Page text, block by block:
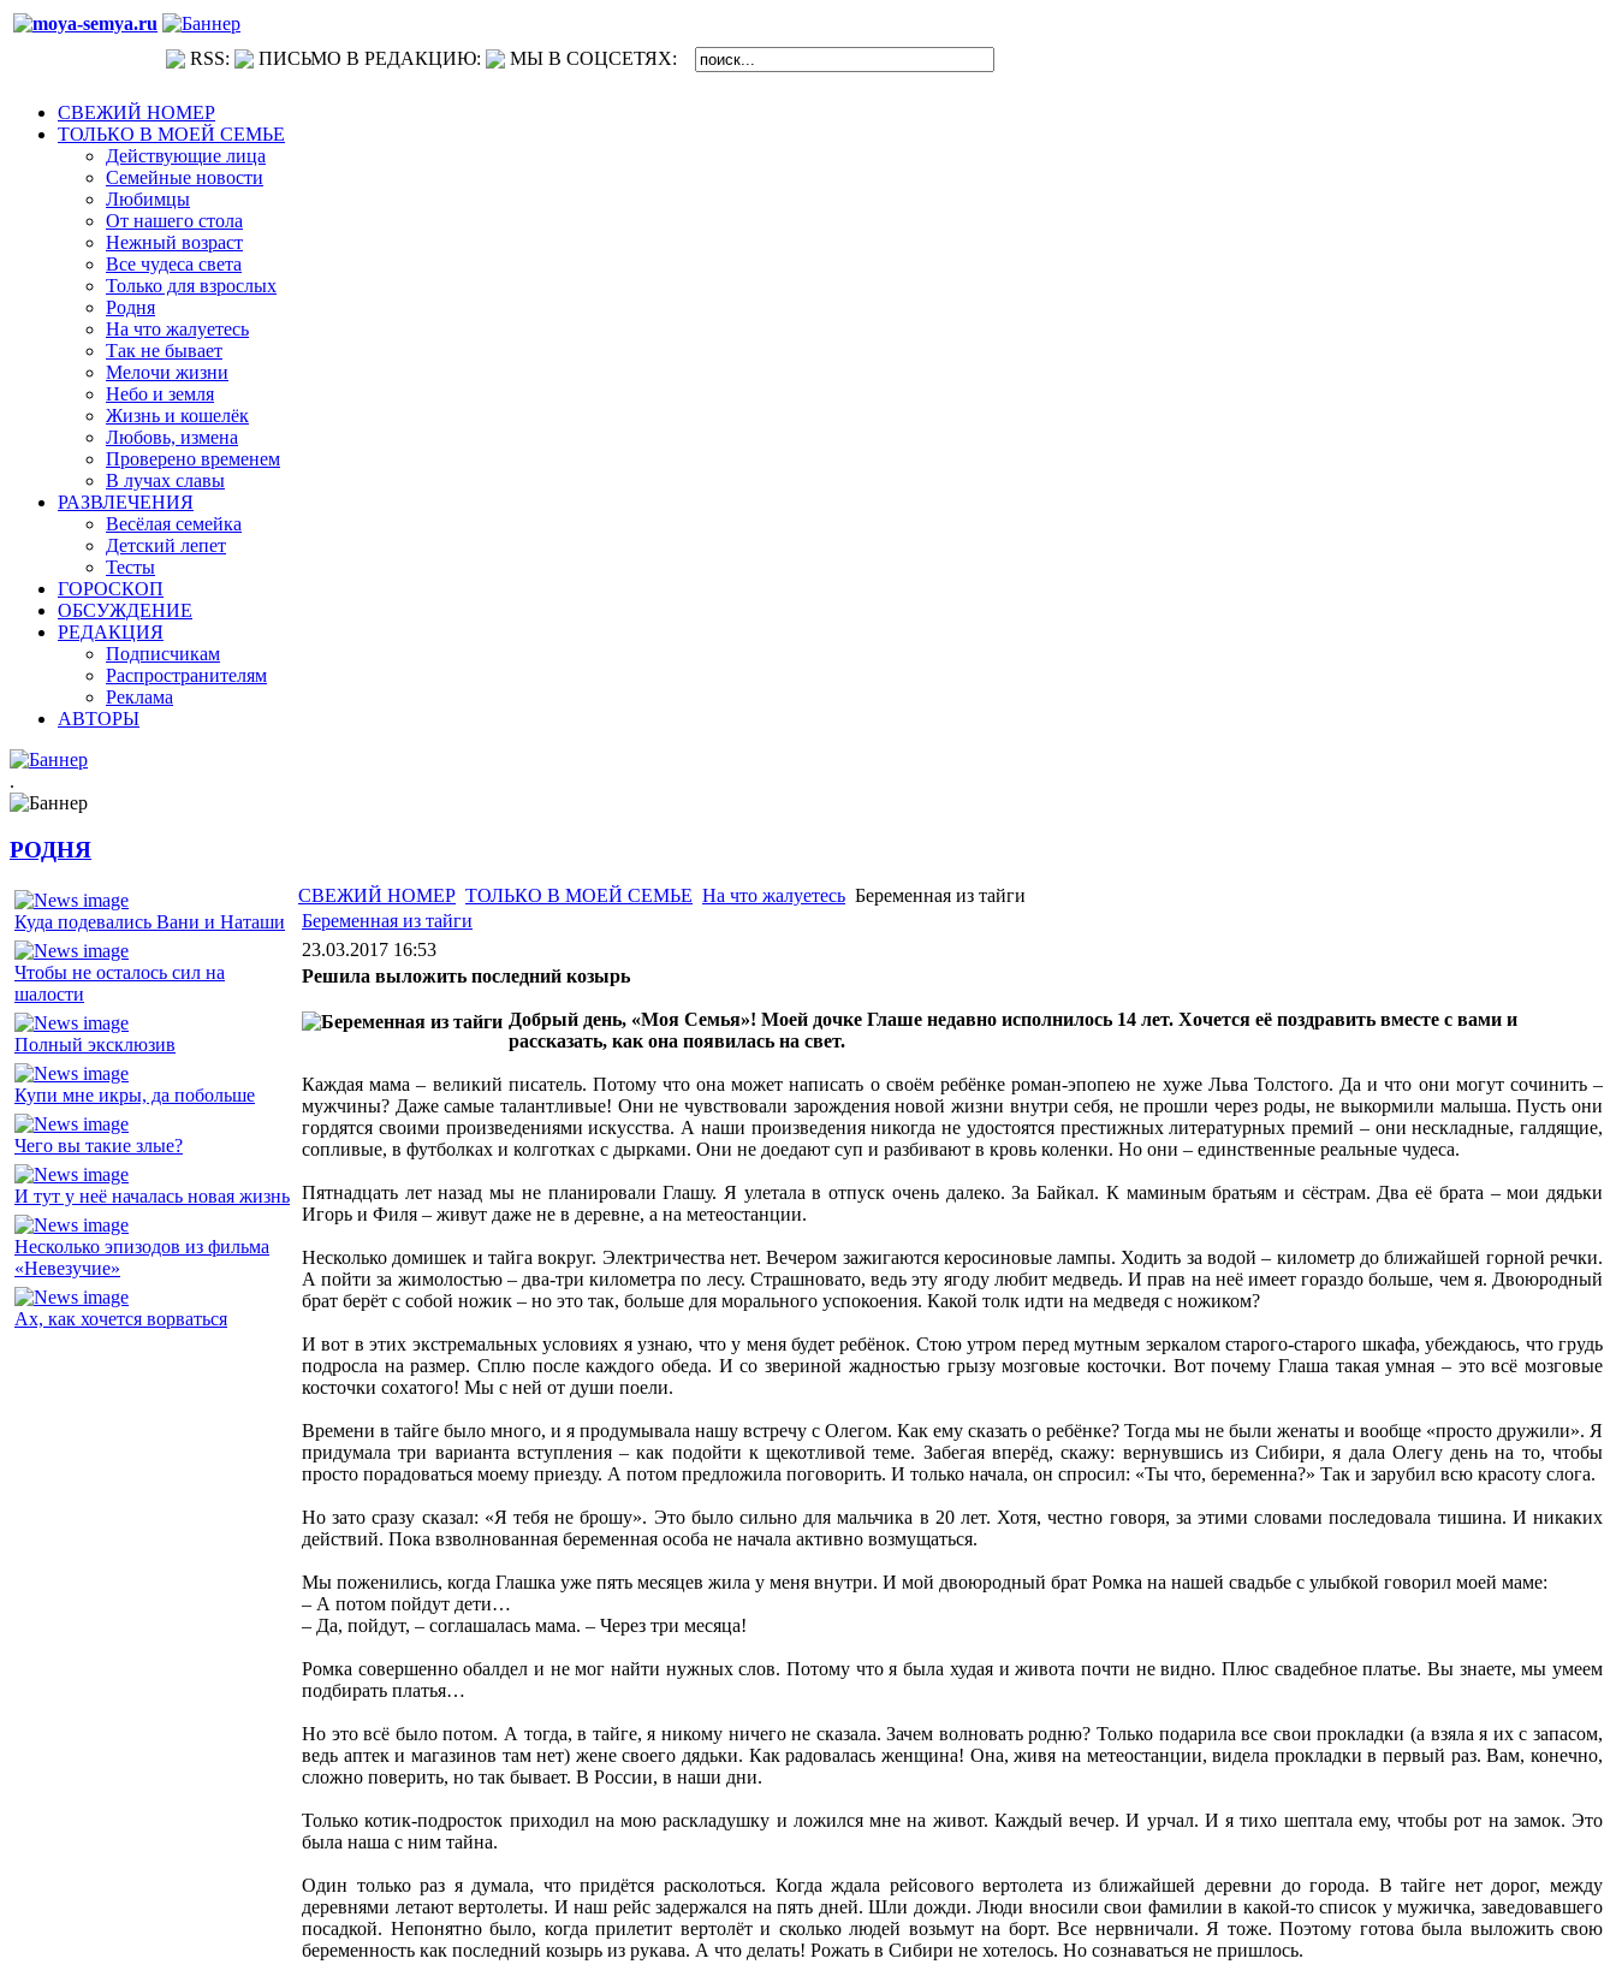
RSS: ПИСЬМО В РЕДАКЦИЮ: МЫ В СОЦСЕТЯХ:
СВЕЖИЙ НОМЕР
ТОЛЬКО В МОЕЙ СЕМЬЕ
Действующие лица
Семейные новости
Любимцы
От нашего стола
Нежный возраст
Все чудеса света
Только для взрослых
Родня
На что жалуетесь
Так не бывает
Мелочи жизни
Небо и земля
Жизнь и кошелёк
Любовь, измена
Проверено временем
В лучах славы
РАЗВЛЕЧЕНИЯ
Весёлая семейка
Детский лепет
Тесты
ГОРОСКОП
ОБСУЖДЕНИЕ
РЕДАКЦИЯ
Подписчикам
Распространителям
Реклама
АВТОРЫ
.
РОДНЯ
Куда подевались Вани и Наташи
Чтобы не осталось сил на
шалости
Полный эксклюзив
Купи мне икры, да побольше
Чего вы такие злые?
И тут у неё началась новая жизнь
Несколько эпизодов из фильма
«Невезучие»
Ах, как хочется ворваться
СВЕЖИЙ НОМЕР ТОЛЬКО В МОЕЙ СЕМЬЕ На что жалуетесь Беременная из тайги
Беременная из тайги
23.03.2017 16:53
Решила выложить последний козырь
Добрый день, «Моя Семья»! Моей дочке Глаше недавно исполнилось 14 лет. Хочется её поздравить вместе с вами и
рассказать, как она появилась на свет.
Каждая мама – великий писатель. Потому что она может написать о своём ребёнке роман-эпопею не хуже Льва Толстого. Да и что они могут сочинить –
мужчины? Даже самые талантливые! Они не чувствовали зарождения новой жизни внутри себя, не прошли через роды, не выкормили малыша. Пусть они
гордятся своими произведениями искусства. А наши произведения никогда не удостоятся престижных литературных премий – они нескладные, галдящие,
сопливые, в футболках и колготках с дырками. Они не доедают суп и разбивают в кровь коленки. Но они – единственные реальные чудеса.
Пятнадцать лет назад мы не планировали Глашу. Я улетала в отпуск очень далеко. За Байкал. К маминым братьям и сёстрам. Два её брата – мои дядьки
Игорь и Филя – живут даже не в деревне, а на метеостанции.
Несколько домишек и тайга вокруг. Электричества нет. Вечером зажигаются керосиновые лампы. Ходить за водой – километр до ближайшей горной речки.
А пойти за жимолостью – два-три километра по лесу. Страшновато, ведь эту ягоду любит медведь. И прав на неё имеет гораздо больше, чем я. Двоюродный
брат берёт с собой ножик – но это так, больше для морального успокоения. Какой толк идти на медведя с ножиком?
И вот в этих экстремальных условиях я узнаю, что у меня будет ребёнок. Стою утром перед мутным зеркалом старого-старого шкафа, убеждаюсь, что грудь
подросла на размер. Сплю после каждого обеда. И со звериной жадностью грызу мозговые косточки. Вот почему Глаша такая умная – это всё мозговые
косточки сохатого! Мы с ней от души поели.
Времени в тайге было много, и я продумывала нашу встречу с Олегом. Как ему сказать о ребёнке? Тогда мы не были женаты и вообще «просто дружили». Я
придумала три варианта вступления – как подойти к щекотливой теме. Забегая вперёд, скажу: вернувшись из Сибири, я дала Олегу день на то, чтобы
просто порадоваться моему приезду. А потом предложила поговорить. И только начала, он спросил: «Ты что, беременна?» Так и зарубил всю красоту слога.
Но зато сразу сказал: «Я тебя не брошу». Это было сильно для мальчика в 20 лет. Хотя, честно говоря, за этими словами последовала тишина. И никаких
действий. Пока взволнованная беременная особа не начала активно возмущаться.
Мы поженились, когда Глашка уже пять месяцев жила у меня внутри. И мой двоюродный брат Ромка на нашей свадьбе с улыбкой говорил моей маме:
– А потом пойдут дети…
– Да, пойдут, – соглашалась мама. – Через три месяца!
Ромка совершенно обалдел и не мог найти нужных слов. Потому что я была худая и живота почти не видно. Плюс свадебное платье. Вы знаете, мы умеем
подбирать платья…
Но это всё было потом. А тогда, в тайге, я никому ничего не сказала. Зачем волновать родню? Только подарила все свои прокладки (а взяла я их с запасом,
ведь аптек и магазинов там нет) жене своего дядьки. Как радовалась женщина! Она, живя на метеостанции, видела прокладки в первый раз. Вам, конечно,
сложно поверить, но так бывает. В России, в наши дни.
Только котик-подросток приходил на мою раскладушку и ложился мне на живот. Каждый вечер. И урчал. И я тихо шептала ему, чтобы рот на замок. Это
была наша с ним тайна.
Один только раз я думала, что придётся расколоться. Когда ждала рейсового вертолета из ближайшей деревни до города. В тайге нет дорог, между
деревнями летают вертолеты. И наш рейс задержался на пять дней. Шли дожди. Люди вносили свои фамилии в какой-то список у мужичка, заведовавшего
посадкой. Непонятно было, когда прилетит вертолёт и сколько людей возьмут на борт. Все нервничали. Я тоже. Поэтому готова была выложить свою
беременность как последний козырь из рукава. А что делать! Рожать в Сибири не хотелось. Но сознаваться не пришлось.